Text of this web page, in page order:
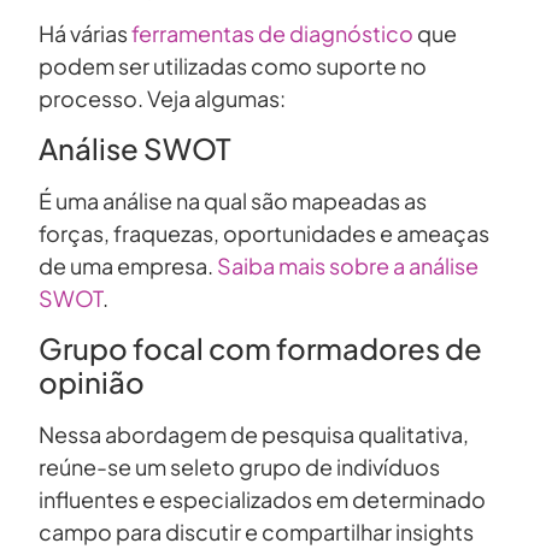
Há váriasferramentas de diagnóstico que
podem ser utilizadas como suporte no
processo. Veja algumas:
Análise SWOT
É uma análise na qual são mapeadas as
forças, fraquezas, oportunidades e ameaças
de uma empresa. Saiba mais sobre a análise
SWOT.
Grupo focal com formadores de
opinião
Nessa abordagem de pesquisa qualitativa,
reúne-se um seleto grupo de indivíduos
influentes e especializados em determinado
campo para discutir e compartilhar insights